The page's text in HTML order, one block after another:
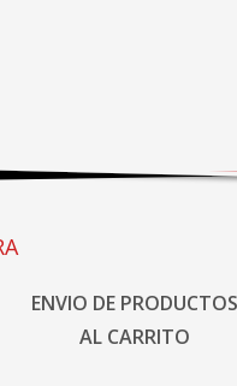
ENVIO DE PRODUCTOS
AL CARRITO